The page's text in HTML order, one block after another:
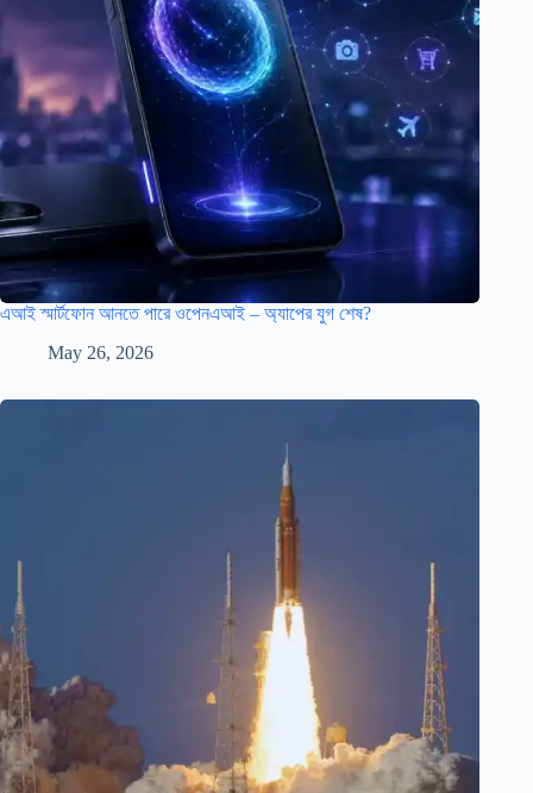
এআই স্মার্টফোন আনতে পারে ওপেনএআই – অ্যাপের যুগ শেষ?
May 26, 2026